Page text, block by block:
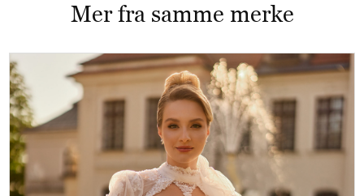
Mer fra samme merke